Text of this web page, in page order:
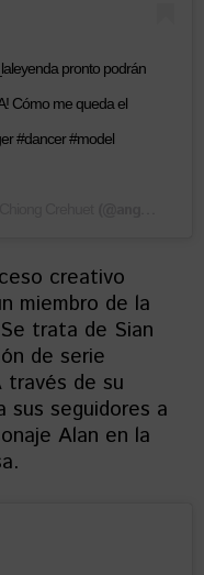
pronto podrán
Cómo me queda el
#dancer #model
creativo
miembro de la
trata de Sian
de serie
de su
sus seguidores a
Alan en la